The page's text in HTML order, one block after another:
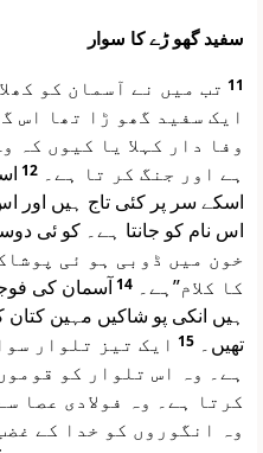
سفید گھو ڑے کا سوار
11 تب میں نے آسمان کو
ایک سفید گھو ڑا تھا اس
وفا دار کہلا یا کیوں کہ
ہے اور جنگ کر تا ہے۔ 12
اسکے سر پر کئی تاج ہیں اور
اس نام کو جانتا ہے۔ کو ئی
خون میں ڈوبی ہو ئی
کا کلام”ہے۔ 14آسمان کی
ہیں انکی پو شاکیں مہین
تھیں۔ 15 ایک تیز تلوار
ہے۔ وہ اس تلوار کو
کرتا ہے۔ وہ فولادی عصا
وہ انگوروں کو خدا کے